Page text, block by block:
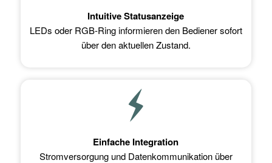
werden minimiert.
Intuitive Statusanzeige
LEDs oder RGB-Ring informieren den Bediener sofort
über den aktuellen Zustand.
Einfache Integration
Stromversorgung und Datenkommunikation über